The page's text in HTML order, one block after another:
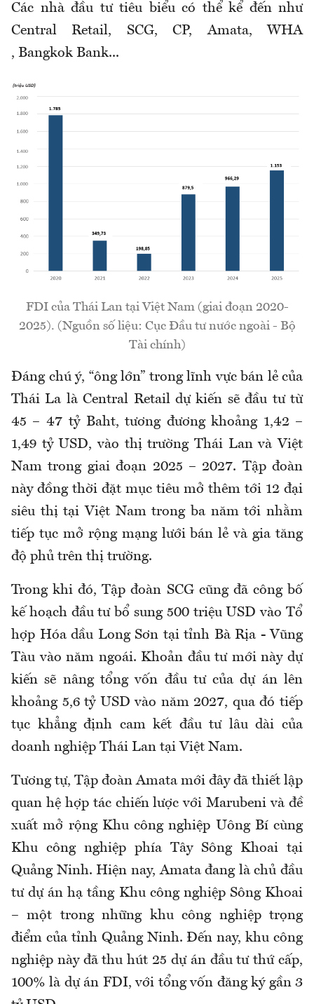
Các nhà đầu tư tiêu biểu có thể kể đến như
Central Retail, SCG,CP,Amata,WHA
, Bangkok Bank...
FDI của Thái Lan tại Việt Nam (giai đoạn 2020-
2025). (Nguồn số liệu: Cục Đầu tư nước ngoài - Bộ
Tài chính)
Đáng chú ý, “ông lớn” trong lĩnh vực bán lẻ của
Thái La làCentral Retaildự kiến sẽ đầu tư từ
45 – 47 tỷ Baht, tương đương khoảng 1,42 –
1,49 tỷ USD, vào thị trường Thái Lan và Việt
Nam trong giai đoạn 2025 – 2027. Tập đoàn
này đồng thời đặt mục tiêu mở thêm tới 12 đại
siêu thị tại Việt Nam trong ba năm tới nhằm
tiếp tục mở rộng mạng lưới bán lẻ và gia tăng
độ phủ trên thị trường.
Trong khi đó, Tập đoàn SCGcũng đã công bố
kế hoạch đầu tư bổ sung 500 triệu USD vào Tổ
hợp Hóa dầu Long Sơn tại tỉnh Bà Rịa - Vũng
Tàu vào năm ngoái. Khoản đầu tư mới này dự
kiến sẽ nâng tổng vốn đầu tư của dự án lên
khoảng 5,6 tỷ USD vào năm 2027, qua đó tiếp
tục khẳng định cam kết đầu tư lâu dài của
doanh nghiệp Thái Lan tại Việt Nam.
Tương tự, Tập đoànAmata mới đây đã thiết lập
quan hệ hợp tác chiến lược vớiMarubeni và đề
xuất mở rộng Khu công nghiệp Uông Bí cùng
Khu công nghiệp phía Tây Sông Khoai tại
Quảng Ninh. Hiện nay, Amata đang là chủ đầu
tư dự án hạ tầng Khu công nghiệp Sông Khoai
– một trong những khu công nghiệp trọng
điểm của tỉnh Quảng Ninh. Đến nay, khu công
nghiệp này đã thu hút 25 dự án đầu tư thứ cấp,
100% là dự án FDI, với tổng vốn đăng ký gần 3